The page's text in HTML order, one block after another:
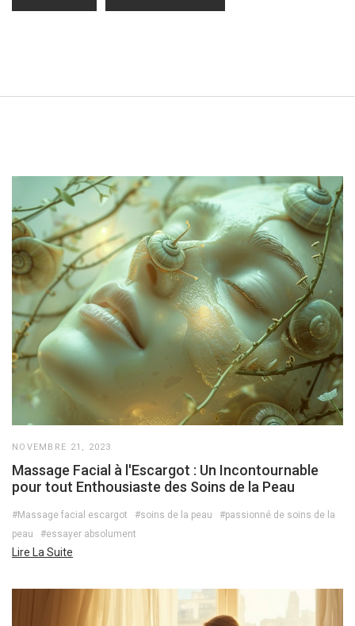
NOVEMBRE 21, 2023
Massage Facial à l'Escargot : Un Incontournable
pour tout Enthousiaste des Soins de la Peau
#Massage facial escargot #soins de la peau
#passionné de soins de la
peau
#essayer absolument
Lire La Suite